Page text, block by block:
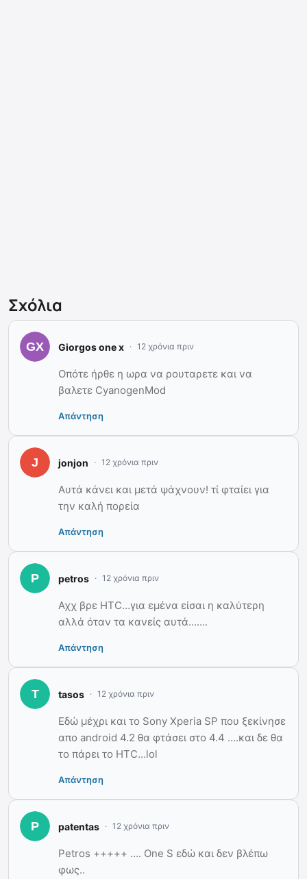
Σχόλια
Giorgos one x 12 χρόνια πριν
Οπότε ήρθε η ωρα να ρουταρετε και να
βαλετε CyanogenMod
Απάντηση
jonjon 12 χρόνια πριν
Αυτά κάνει και μετά ψάχνουν! τί φταίει για
την καλή πορεία
Απάντηση
petros 12 χρόνια πριν
Αχχ βρε HTC…για εμένα είσαι η καλύτερη
αλλά όταν τα κανείς αυτά…….
Απάντηση
tasos 12 χρόνια πριν
Εδώ μέχρι και το Sony Xperia SP που ξεκίνησε
απο android 4.2 θα φτάσει στο 4.4 ….και δε θα
το πάρει το HTC…lol
Απάντηση
patentas 12 χρόνια πριν
Petros +++++ …. One S εδώ και δεν βλέπω
φως..